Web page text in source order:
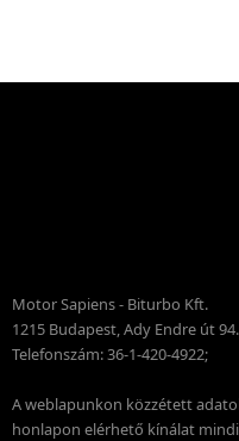
Motor Sapiens - Biturbo Kft.
1215 Budapest, Ady Endre út 94.
Telefonszám: 36-1-420-4922;
A weblapunkon közzétett
honlapon elérhető kínálat